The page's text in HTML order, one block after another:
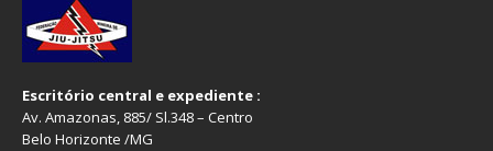
Escritório central e expediente :
Av. Amazonas, 885/ Sl.348 – Centro
Belo Horizonte /MG